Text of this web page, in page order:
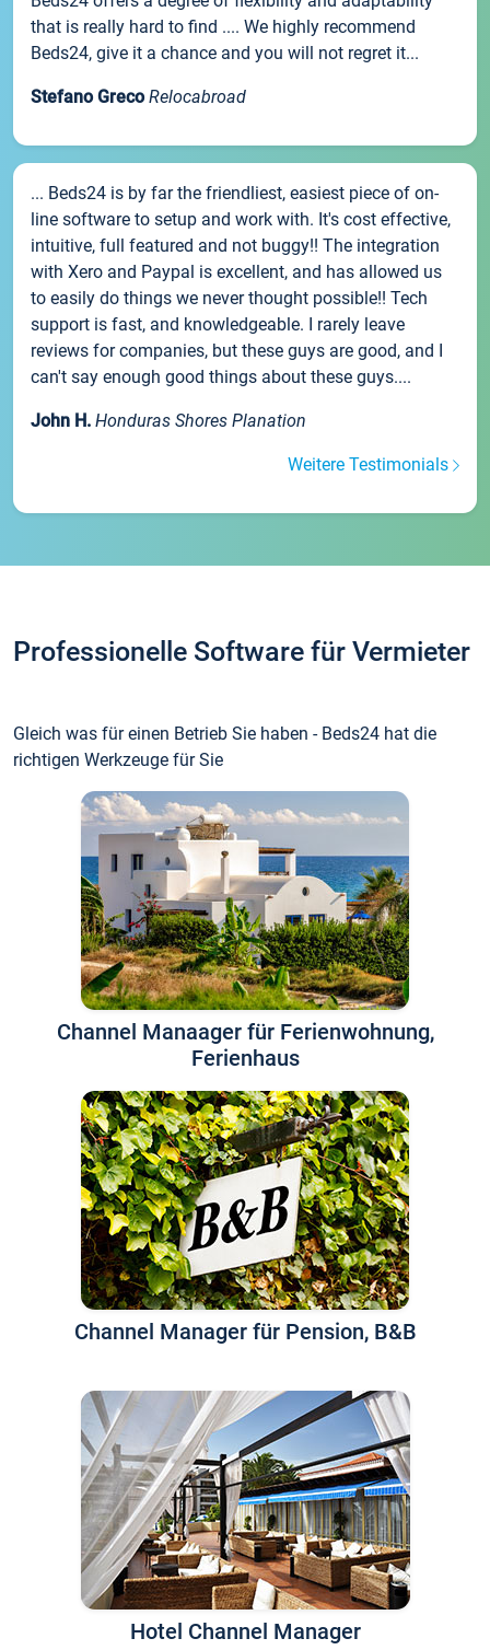
that is really hard to find .... We highly recommend
Beds24, give it a chance and you will not regret it...
Stefano Greco Relocabroad
... Beds24 is by far the friendliest, easiest piece of on-
line software to setup and work with. It's cost effective,
intuitive, full featured and not buggy!! The integration
with Xero and Paypal is excellent, and has allowed us
to easily do things we never thought possible!! Tech
support is fast, and knowledgeable. I rarely leave
reviews for companies, but these guys are good, and I
can't say enough good things about these guys....
John H. Honduras Shores Planation
Weitere Testimonials
Professionelle Software für Vermieter
Gleich was für einen Betrieb Sie haben - Beds24 hat die
richtigen Werkzeuge für Sie
Channel Manaager für Ferienwohnung,
Ferienhaus
Channel Manager für Pension, B&B
Hotel Channel Manager